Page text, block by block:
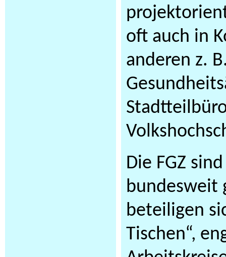
oft auch in
anderen z.
Die FGZ
bundesweit
beteiligen
Tischen“,